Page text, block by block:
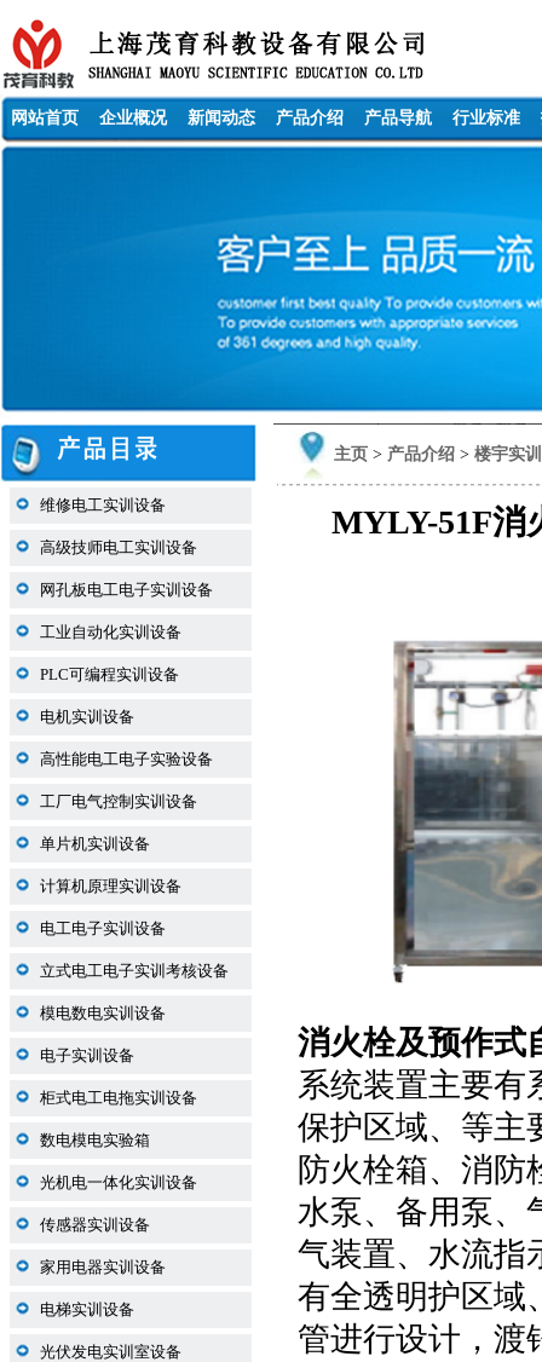
网站首页 企业概况 新闻动态 产品介绍 产品导航 行业标准
维修电工实训设备
高级技师电工实训设备
网孔板电工电子实训设备
工业自动化实训设备
PLC可编程实训设备
电机实训设备
高性能电工电子实验设备
工厂电气控制实训设备
单片机实训设备
计算机原理实训设备
电工电子实训设备
立式电工电子实训考核设备
模电数电实训设备
电子实训设备
柜式电工电拖实训设备
数电模电实验箱
光机电一体化实训设备
传感器实训设备
家用电器实训设备
电梯实训设备
光伏发电实训室设备
主页 > 产品介绍 > 楼宇实
MYLY-51F消
消火栓及预作式
系统装置主要有
保护区域、等主
防火栓箱、消防
水泵、备用泵、
气装置、水流指
有全透明护区域
管进行设计，渡